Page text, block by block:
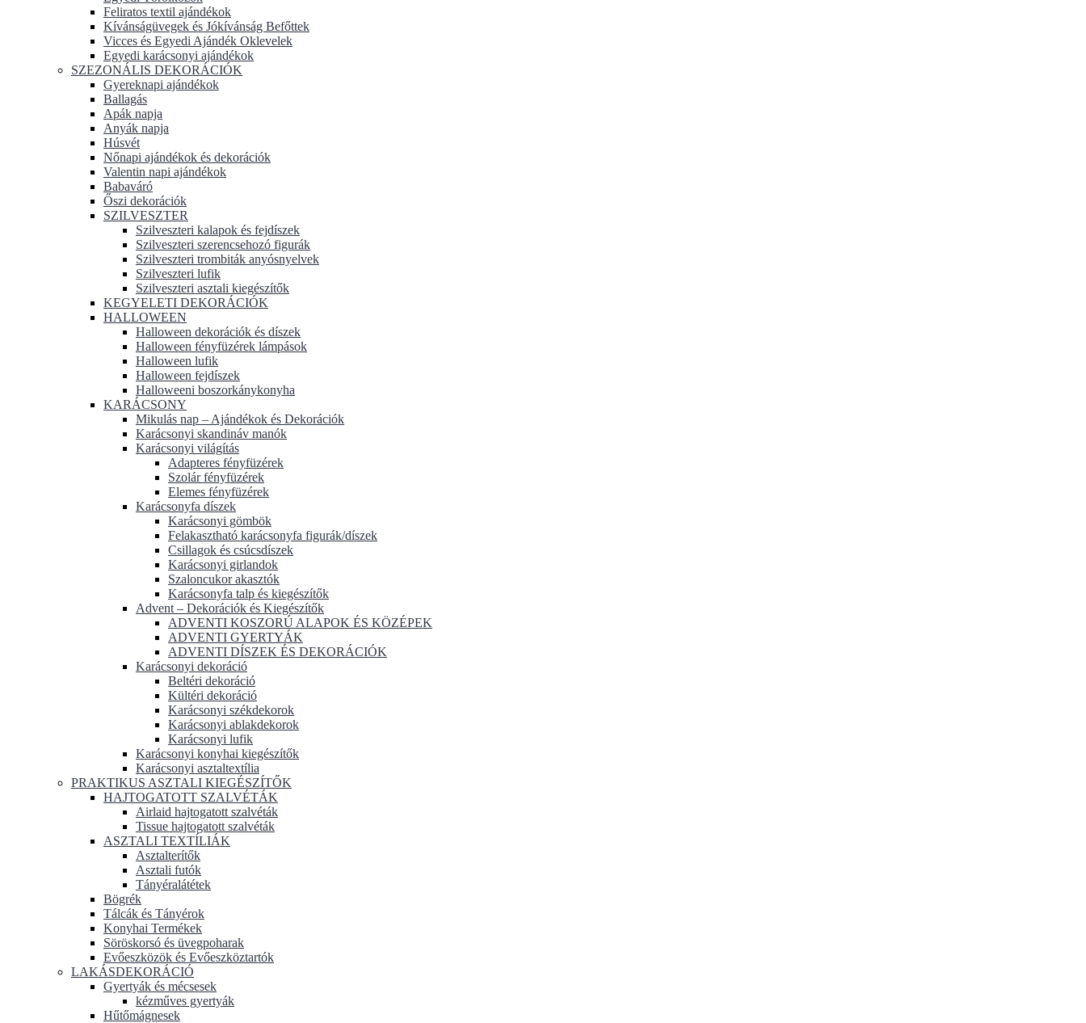
Feliratos textil ajándékok
Kívánságüvegek és Jókívánság Befőttek
Vicces és Egyedi Ajándék Oklevelek
Egyedi karácsonyi ajándékok
SZEZONÁLIS DEKORÁCIÓK
Gyereknapi ajándékok
Ballagás
Apák napja
Anyák napja
Húsvét
Nőnapi ajándékok és dekorációk
Valentin napi ajándékok
Babaváró
Őszi dekorációk
SZILVESZTER
Szilveszteri kalapok és fejdíszek
Szilveszteri szerencsehozó figurák
Szilveszteri trombiták anyósnyelvek
Szilveszteri lufik
Szilveszteri asztali kiegészítők
KEGYELETI DEKORÁCIÓK
HALLOWEEN
Halloween dekorációk és díszek
Halloween fényfüzérek lámpások
Halloween lufik
Halloween fejdíszek
Halloweeni boszorkánykonyha
KARÁCSONY
Mikulás nap – Ajándékok és Dekorációk
Karácsonyi skandináv manók
Karácsonyi világítás
Adapteres fényfüzérek
Szolár fényfüzérek
Elemes fényfüzérek
Karácsonyfa díszek
Karácsonyi gömbök
Felakasztható karácsonyfa figurák/díszek
Csillagok és csúcsdíszek
Karácsonyi girlandok
Szaloncukor akasztók
Karácsonyfa talp és kiegészítők
Advent – Dekorációk és Kiegészítők
ADVENTI KOSZORÚ ALAPOK ÉS KÖZÉPEK
ADVENTI GYERTYÁK
ADVENTI DÍSZEK ÉS DEKORÁCIÓK
Karácsonyi dekoráció
Beltéri dekoráció
Kültéri dekoráció
Karácsonyi székdekorok
Karácsonyi ablakdekorok
Karácsonyi lufik
Karácsonyi konyhai kiegészítők
Karácsonyi asztaltextília
PRAKTIKUS ASZTALI KIEGÉSZÍTŐK
HAJTOGATOTT SZALVÉTÁK
Airlaid hajtogatott szalvéták
Tissue hajtogatott szalvéták
ASZTALI TEXTÍLIÁK
Asztalterítők
Asztali futók
Tányéralátétek
Bögrék
Tálcák és Tányérok
Konyhai Termékek
Söröskorsó és üvegpoharak
Evőeszközök és Evőeszköztartók
LAKÁSDEKORÁCIÓ
Gyertyák és mécsesek
kézműves gyertyák
Hűtőmágnesek